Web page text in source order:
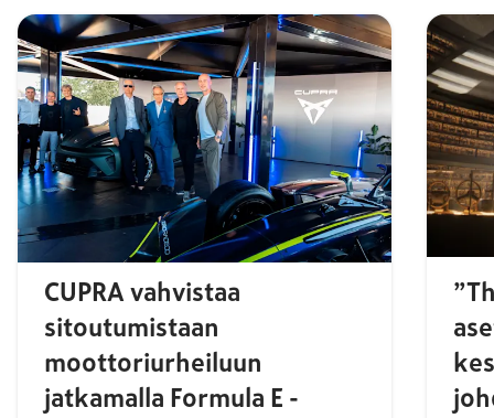
CUPRA vahvistaa
sitoutumistaan
moottoriurheiluun
jatkamalla Formula E -